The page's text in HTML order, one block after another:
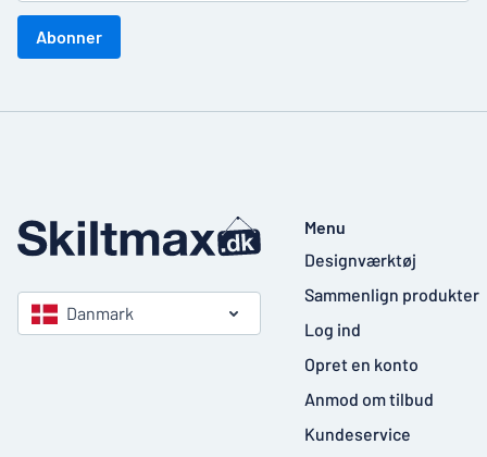
Abonner
Danmark
Menu
Designværktøj
Sammenlign produkter
Log ind
Opret en konto
Anmod om tilbud
Kundeservice